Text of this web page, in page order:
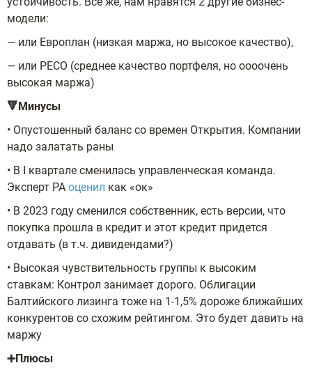
модели:
— или Европлан (низкая маржа, но высокое качество),
— или РЕСО (среднее качество портфеля, но оооочень
высокая маржа)
🔻Минусы
• Опустошенный баланс со времен Открытия. Компании
надо залатать раны
• В I квартале сменилась управленческая команда.
Эксперт РА оценил как «ок»
• В 2023 году сменился собственник, есть версии, что
покупка прошла в кредит и этот кредит придется
отдавать (в т.ч. дивидендами?)
• Высокая чувствительность группы к высоким
ставкам: Контрол занимает дорого. Облигации
Балтийского лизинга тоже на 1-1,5% дороже ближайших
конкурентов со схожим рейтингом. Это будет давить на
маржу
➕Плюсы